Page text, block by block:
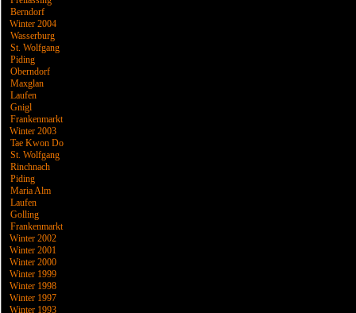
Berndorf
Winter 2004
Wasserburg
St. Wolfgang
Piding
Oberndorf
Maxglan
Laufen
Gnigl
Frankenmarkt
Winter 2003
Tae Kwon Do
St. Wolfgang
Rinchnach
Piding
Maria Alm
Laufen
Golling
Frankenmarkt
Winter 2002
Winter 2001
Winter 2000
Winter 1999
Winter 1998
Winter 1997
Winter 1993